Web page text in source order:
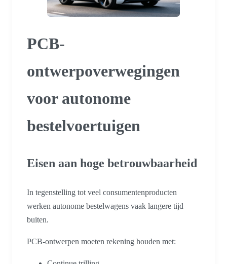
PCB-
ontwerpoverwegingen
voor autonome
bestelvoertuigen
Eisen aan hoge betrouwbaarheid
In tegenstelling tot veel consumentenproducten
werken autonome bestelwagens vaak langere tijd
buiten.
PCB-ontwerpen moeten rekening houden met: